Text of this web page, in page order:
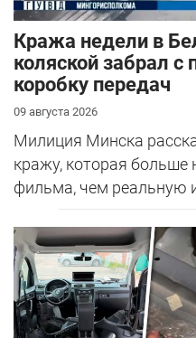
Кража недели в
коляской забрал
коробку передач
09 августа 2026
Милиция Минска
кражу, которая
фильма, чем реальную